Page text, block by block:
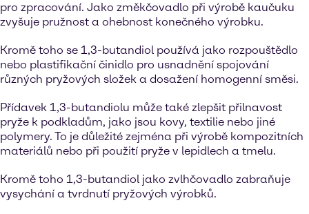
pro zpracování. Jako změkčovadlo při výrobě kaučuku
zvyšuje pružnost a ohebnost konečného výrobku.
Kromě toho se 1,3-butandiol používá jako rozpouštědlo
nebo plastifikační činidlo pro usnadnění spojování
různých pryžových složek a dosažení homogenní směsi.
Přídavek 1,3-butandiolu může také zlepšit přilnavost
pryže k podkladům, jako jsou kovy, textilie nebo jiné
polymery. To je důležité zejména při výrobě kompozitních
materiálů nebo při použití pryže v lepidlech a tmelu.
Kromě toho 1,3-butandiol jako zvlhčovadlo zabraňuje
vysychání a tvrdnutí pryžových výrobků.